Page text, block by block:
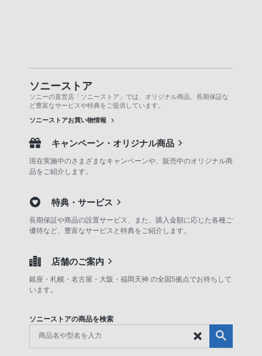
ソニーストア
ソニーの直営店「ソニーストア」では、オリジナル商品、長期保証な
ど豊富なサービスや特典をご提供しています。
ソニーストアお買い物情報
キャンペーン・オリジナル商品
現在実施中のさまざまなキャンペーンや、販売中のオリジナル商
品をご紹介します。
特典・サービス
長期保証や商品の設置サービス、また、購入金額に応じた各種ご
優待など、豊富なサービスと特典をご紹介します。
店舗のご案内
銀座・札幌・名古屋・大阪・福岡天神 の全国5拠点でお待ちして
います。
ソニーストアの商品を検索